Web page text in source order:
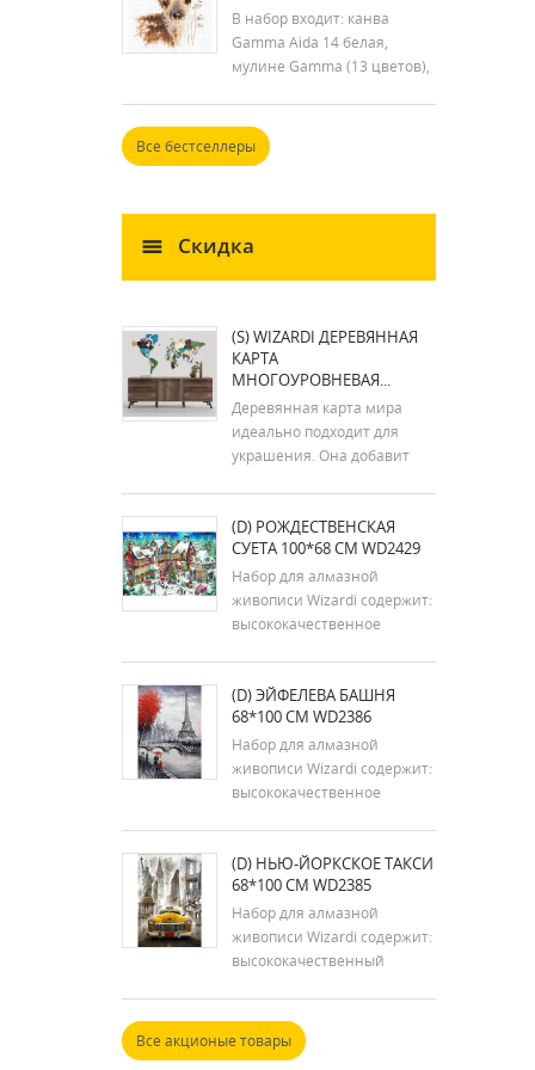
В набор входит: канва
Gamma Aida 14 белая,
мулине Gamma (13 цветов),
Все бестселлеры
Скидка
(S) WIZARDI ДЕРЕВЯННАЯ
КАРТА
МНОГОУРОВНЕВАЯ...
Деревянная карта мира
идеально подходит для
украшения. Она добавит
комплект входит план
сборки. Цвета карты могут
незначительно отличаться
от цветов на фотографиях.
Инструменты для монтажа
(D) РОЖДЕСТВЕНСКАЯ
СУЕТА 100*68 СМ WD2429
Набор для алмазной
живописи Wizardi содержит:
высококачественное
схемой рисунка; пинцет,
стилус, подушечку с сухим
клеем и два контейнера;
многоразовые пакеты с
застежкой-молнией с
(D) ЭЙФЕЛЕВА БАШНЯ
68*100 CM WD2386
Набор для алмазной
живописи Wizardi содержит:
высококачественное
схемой рисунка; пинцет,
стилус, сухую клейкую
подушечку и два
контейнера; многоразовые
пакеты с застежкой-
(D) НЬЮ-ЙОРКСКОЕ ТАКСИ
68*100 СМ WD2385
Набор для алмазной
живописи Wizardi содержит:
высококачественный
картой дизайна; пинцет,
стилус, подушечка с сухим
Все акционые товары